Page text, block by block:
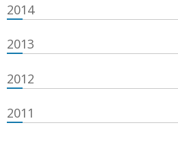
2014
2013
2012
2011